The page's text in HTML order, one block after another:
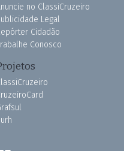
no ClassiCruzeiro
Legal
Cidadão
Conosco